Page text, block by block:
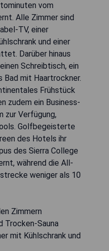
vom
Alle Zimmer sind
TV, einer
und einer
Darüber hinaus
Schreibtisch, ein
Bad mit Haartrockner.
Frühstück
zudem ein Business-
zur Verfügung,
Golfbegeisterte
des Hotels ihr
des Sierra College
während die All-
weniger als 10
Zimmern
Trocken-Sauna
mit Kühlschrank und